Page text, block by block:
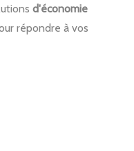
d'économie
répondre à vos